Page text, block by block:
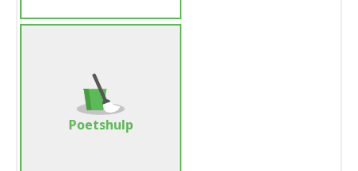
Poetshulp